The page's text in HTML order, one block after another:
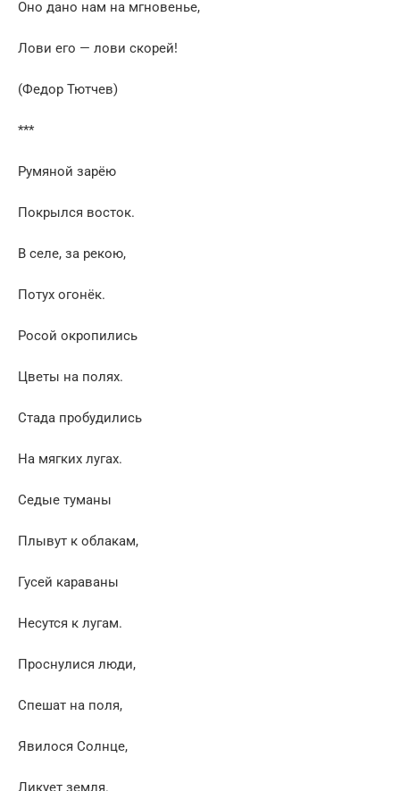
Оно дано нам на мгновенье,
Лови его — лови скорей!
(Федор Тютчев)
***
Румяной зарёю
Покрылся восток.
В селе, за рекою,
Потух огонёк.
Росой окропились
Цветы на полях.
Стада пробудились
На мягких лугах.
Седые туманы
Плывут к облакам,
Гусей караваны
Несутся к лугам.
Проснулися люди,
Спешат на поля,
Явилося Солнце,
Ликует земля.